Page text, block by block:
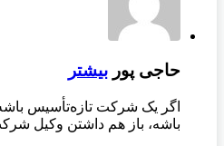
حاجی پور بیشتر
اگر یک شرکت تازه‌تأسیس
باشه، باز هم داشتن وکیل